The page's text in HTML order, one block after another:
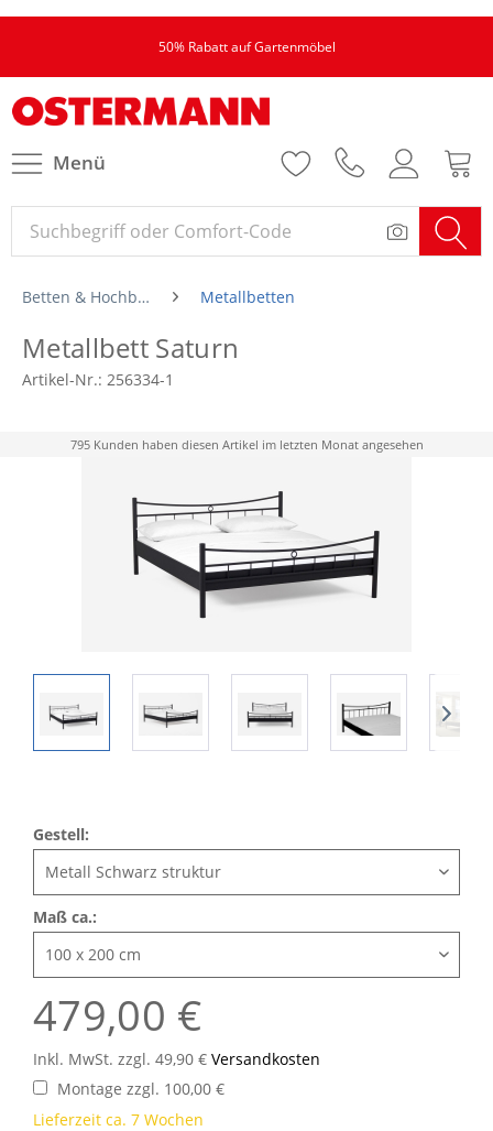
50% Rabatt auf Gartenmöbel
Menü
Betten & Hochbetten Metallbetten
Metallbett Saturn
Artikel-Nr.: 256334-1
795 Kunden haben diesen Artikel im letzten Monat angesehen
479,00 €
Inkl. MwSt. zzgl. 49,90 € Versandkosten
Lieferzeit ca. 7 Wochen
Montage zzgl. 100,00 €
Gestell:
Maß ca.: